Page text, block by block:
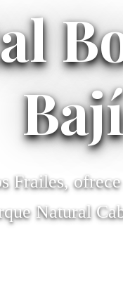
Frailes,
Natural